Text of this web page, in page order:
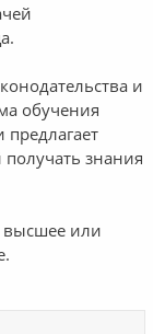
и
обучения
знания
высшее или